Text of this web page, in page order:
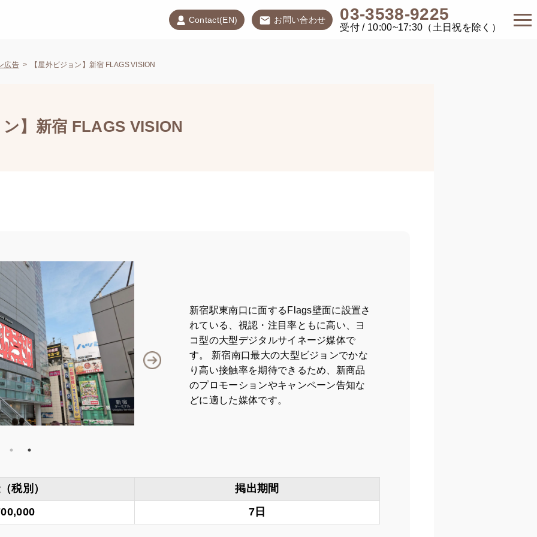
Contact(EN) お問い合わせ 03-3538-9225
受付 / 10:00~17:30（土日祝を除く）
広告 【屋外ビジョン】新宿 FLAGS VISION
】新宿 FLAGS VISION
新宿駅東南口に面するFlags壁面に設置さ
れている、視認・注目率ともに高い、ヨ
コ型の大型デジタルサイネージ媒体で
す。 新宿南口最大の大型ビジョンでかな
り高い接触率を期待できるため、新商品
のプロモーションやキャンペーン告知な
どに適した媒体です。
税別）
掲出期間
7日